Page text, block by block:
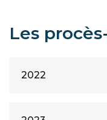
Les
2022